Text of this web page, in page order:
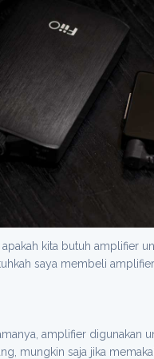
kita butuh amplifier
saya membeli
amplifier digunakan
mungkin saja jika